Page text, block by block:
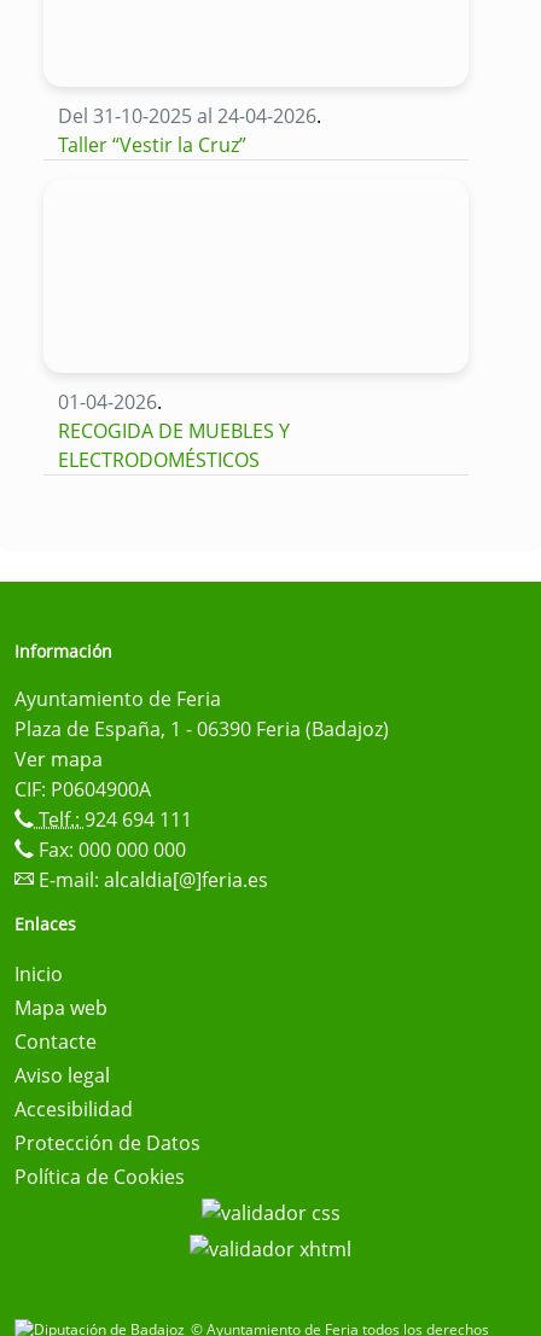
Del 31-10-2025 al 24-04-2026.
Taller “Vestir la Cruz”
01-04-2026.
RECOGIDA DE MUEBLES Y
ELECTRODOMÉSTICOS
Información
Ayuntamiento de Feria
Plaza de España, 1 - 06390 Feria (Badajoz)
Ver mapa
CIF: P0604900A
Telf.: 924 694 111
Fax: 000 000 000
E-mail: alcaldia[@]feria.es
Enlaces
Inicio
Mapa web
Contacte
Aviso legal
Accesibilidad
Protección de Datos
Política de Cookies
© Ayuntamiento de Feria todos los derechos